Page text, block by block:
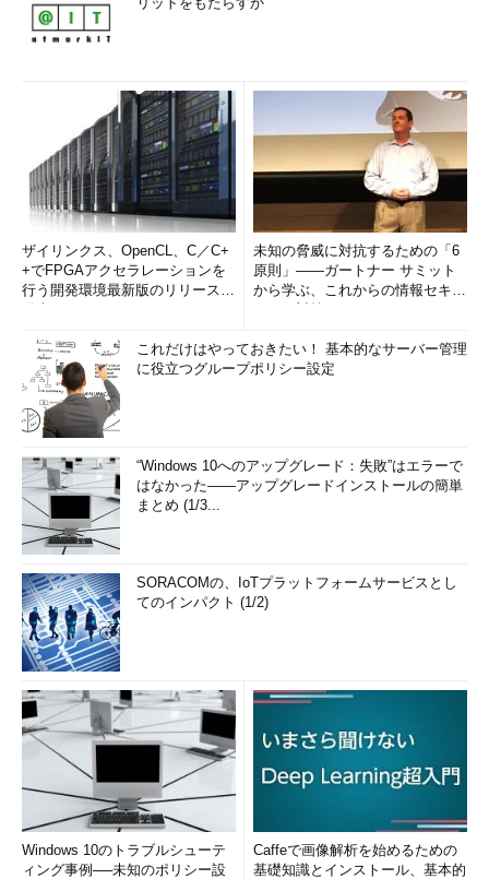
ザイリンクス、OpenCL、C／C+
+でFPGAアクセラレーションを
行う開発環境最新版のリリースを
未知の脅威に対抗するための「6
原則」――ガートナー サミット
から学ぶ、これからの情報セキュ
これだけはやっておきたい！ 基本的なサーバー管理
に役立つグループポリシー設定
“Windows 10へのアップグレード：失敗”はエラーで
はなかった――アップグレードインストールの簡単
まとめ (1/3...
SORACOMの、IoTプラットフォームサービスとし
てのインパクト (1/2)
Windows 10のトラブルシューテ
ィング事例──未知のポリシー設
Caffeで画像解析を始めるための
基礎知識とインストール、基本的